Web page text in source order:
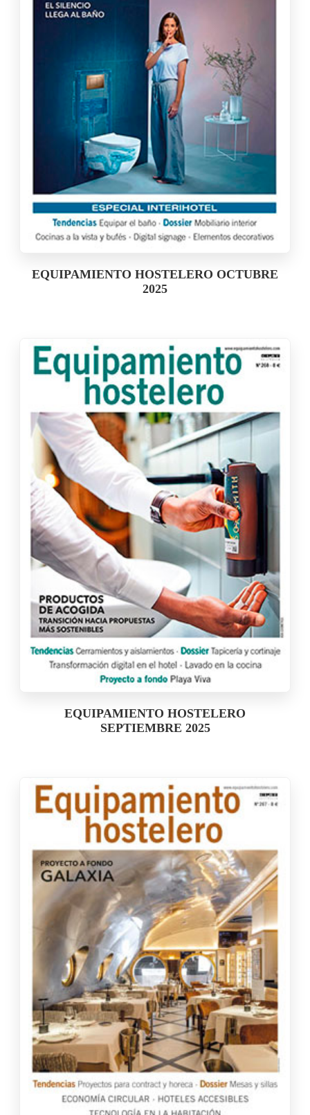
EQUIPAMIENTO HOSTELERO OCTUBRE
2025
EQUIPAMIENTO HOSTELERO
SEPTIEMBRE 2025